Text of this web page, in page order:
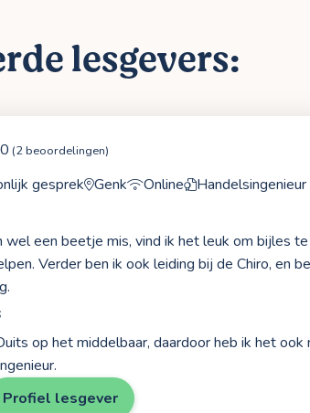
lesgevers:
(2 beoordelingen)
gesprek Genk Online Handelsingenieur
een beetje mis, vind ik het leuk om bijles
Verder ben ik ook leiding bij de Chiro, en
op het middelbaar, daardoor heb ik het ook
Profiel lesgever